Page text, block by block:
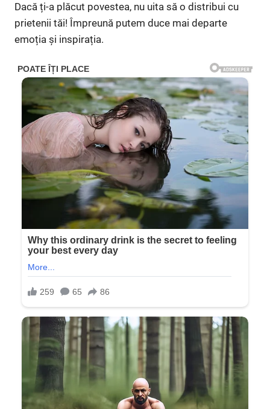
Dacă ți-a plăcut povestea, nu uita să o distribui cu
prietenii tăi! Împreună putem duce mai departe
emoția și inspirația.